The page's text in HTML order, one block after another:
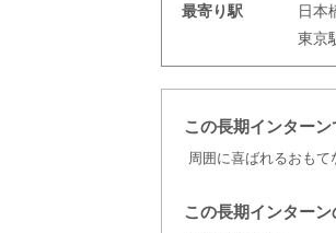
最寄り駅
日本
東京
この長期インター
周囲に喜ばれるおもて
この長期インターン